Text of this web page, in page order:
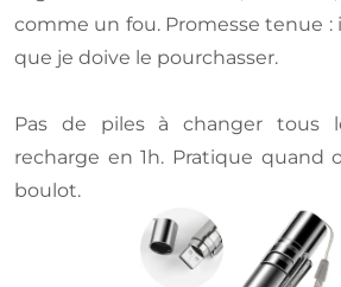
comme un fou. Promesse tenue :
que je doive le pourchasser.
Pas de piles à changer tous
recharge en 1h. Pratique quand
boulot.